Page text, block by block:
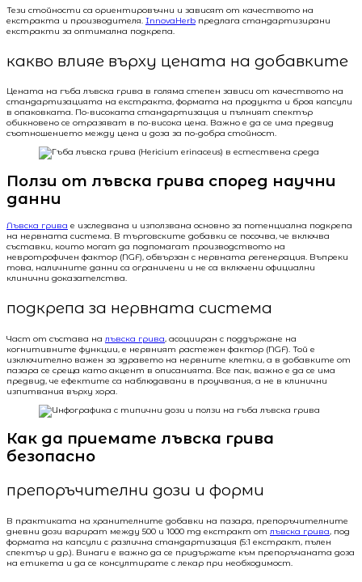
Тези стойности са ориентировъчни и зависят от качеството на
екстракта и производителя. InnovaHerb предлага стандартизирани
екстракти за оптимална подкрепа.
какво влияе върху цената на добавките
Цената на гъба лъвска грива в голяма степен зависи от качеството на
стандартизацията на екстракта, формата на продукта и броя капсули
в опаковката. По-високата стандартизация и пълният спектър
обикновено се отразяват в по-висока цена. Важно е да се има предвид
съотношението между цена и доза за по-добра стойност.
Ползи от лъвска грива според научни
данни
Лъвска грива е изследвана и използвана основно за потенциална подкрепа
на нервната система. В търговските добавки се посочва, че включва
съставки, които могат да подпомагат производството на
невротрофичен фактор (NGF), обвързан с нервната регенерация. Въпреки
това, наличните данни са ограничени и не са включени официални
клинични доказателства.
подкрепа за нервната система
Част от състава налъвска грива, асоцииран с поддържане на
когнитивните функции, е нервният растежен фактор (NGF). Той е
изключително важен за здравето на нервните клетки, а в добавките от
пазара се среща като акцент в описанията. Все пак, важно е да се има
предвид, че ефектите са наблюдавани в проучвания, а не в клинични
изпитвания върху хора.
Как да приемате лъвска грива
безопасно
препоръчителни дози и форми
В практиката на хранителните добавки на пазара, препоръчителните
дневни дози варират между 500 и 1000 mg екстракт от лъвска грива, под
формата на капсули с различна стандартизация (5:1 екстракт, пълен
спектър и др.). Винаги е важно да се придържате към препоръчаната доза
на етикета и да се консултирате с лекар при необходимост.